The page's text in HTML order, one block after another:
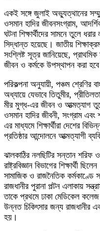
একই সঙ্গে জুলাই অভ্যুত্থানের
ওসমান হাদির জীবনসংগ্রাম,
ঘটনা শিক্ষার্থীদের সামনে তুলে
সিদ্ধান্ত হয়েছে। জাতীয়
সংশ্লিষ্ট সূত্র জানিয়েছে,
জীবন ও কর্মকে উপস্থাপন করা
পরিকল্পনা অনুযায়ী, পঞ্চম শ্রেণির
অধ্যায়ে যেভাবে তিতুমীর,
মীর মুগ্ধ-এর জীবন ও আত্মত্যাগ
ওসমান হাদির জীবনী, সংগ্রাম
এর মাধ্যমে শিক্ষার্থীরা দেশের
প্রতিষ্ঠার আন্দোলনে আত্মত্যাগী
ঝালকাঠির নলছিটির সন্তান শরিফ
রাষ্ট্রবিজ্ঞান বিভাগের শিক্ষার্থী
সামাজিক ও রাজনৈতিক
রাজধানীর পুরানা পল্টন এলাকায়
তাকে প্রথমে ঢাকা মেডিকেল কলেজ
উন্নত চিকিৎসার জন্য রাজধানীর
হয়।